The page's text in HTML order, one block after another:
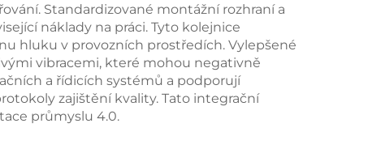
Standardizované montážní rozhraní a
náklady na práci. Tyto kolejnice
hluku v provozních prostředích. Vylepšené
vibracemi, které mohou negativně
a řídicích systémů a podporují
zajištění kvality. Tato integrační
průmyslu 4.0.